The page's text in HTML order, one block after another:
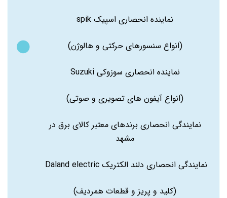
نماینده انحصاری اسپیک spik
(انواع سنسورهای حرکتی و هالوژن)
نماینده انحصاری سوزوکی Suzuki
(انواع آیفون های تصویری و صوتی)
نمایندگی انحصاری برندهای معتبر کالای برق در
مشهد
نمایندگی انحصاری دلند الکتریک Daland electric
(کلید و پریز و قطعات همردیف)